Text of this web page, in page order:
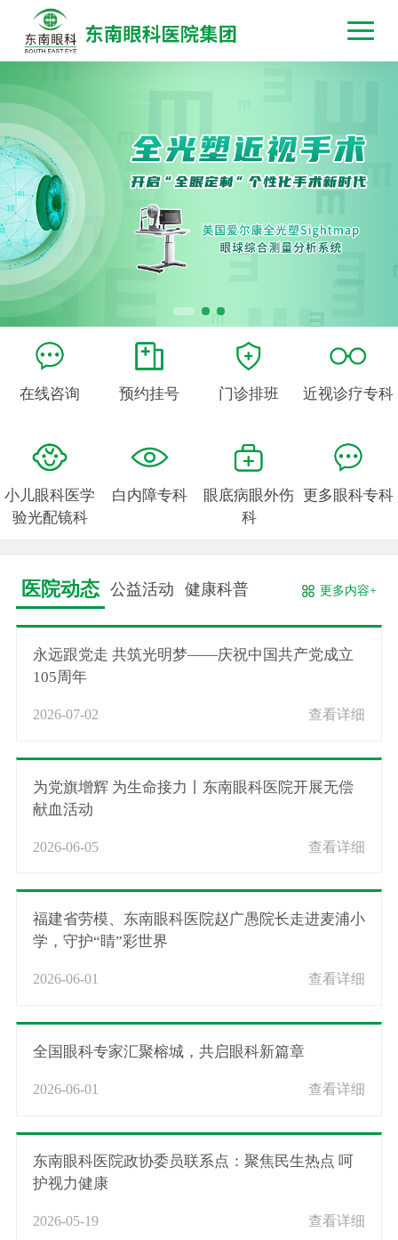
在线咨询 预约挂号 门诊排班 近视诊疗专科
小儿眼科医学
验光配镜科
白内障专科
眼底病眼外伤
科
更多眼科专科
医院动态 公益活动 健康科普 更多内容+
永远跟党走 共筑光明梦——庆祝中国共产党成立
105周年
2026-07-02 查看详细
为党旗增辉 为生命接力丨东南眼科医院开展无偿
献血活动
2026-06-05 查看详细
福建省劳模、东南眼科医院赵广愚院长走进麦浦小
学，守护“睛”彩世界
2026-06-01 查看详细
全国眼科专家汇聚榕城，共启眼科新篇章
2026-06-01 查看详细
东南眼科医院政协委员联系点：聚焦民生热点 呵
护视力健康
2026-05-19 查看详细